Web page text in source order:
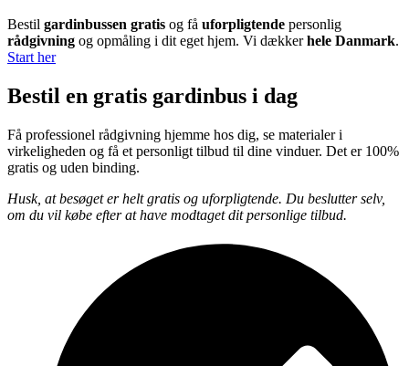
Bestil gardinbussen gratis og få uforpligtende personlig
rådgivning og opmåling i dit eget hjem. Vi dækkerhele Danmark.
Start her
Bestil en gratis gardinbus i dag
Få professionel rådgivning hjemme hos dig, se materialer i
virkeligheden og få et personligt tilbud til dine vinduer. Det er 100%
gratis og uden binding.
Husk, at besøget er helt gratis og uforpligtende. Du beslutter selv,
om du vil købe efter at have modtaget dit personlige tilbud.